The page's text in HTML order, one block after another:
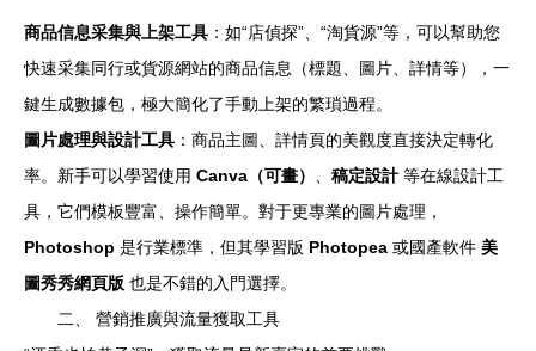
商品信息采集與上架工具 ：如“店偵探”、“淘貨源”等，可以幫助您
快速采集同行或貨源網站的商品信息（標題、圖片、詳情等），一
鍵生成數據包，極大簡化了手動上架的繁瑣過程。
圖片處理與設計工具 ：商品主圖、詳情頁的美觀度直接決定轉化
率。新手可以學習使用 Canva（可畫） 稿定設計等在線設計工
具，它們模板豐富、操作簡單。對于更專業的圖片處理，
Photoshop 是行業標準，但其學習版 Photopea 或國產軟件 美
圖秀秀網頁版 也是不錯的入門選擇。
二、 營銷推廣與流量獲取工具